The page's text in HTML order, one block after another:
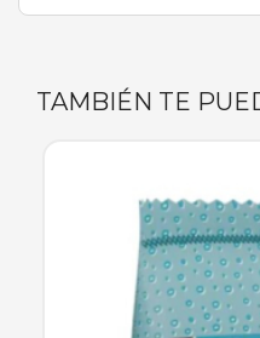
TAMBIÉN TE